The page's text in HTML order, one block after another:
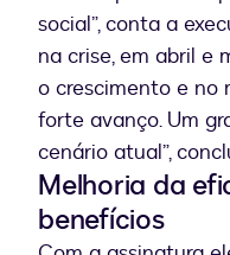
social”, conta a
na crise, em abril e
o crescimento e no
forte avanço. Um
cenário atual”,
Melhoria da
benefícios